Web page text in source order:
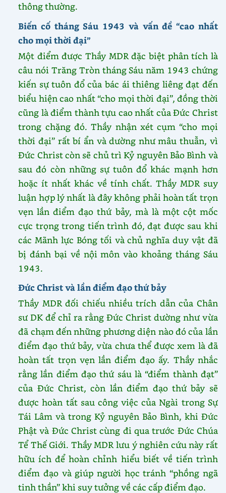
thông thường.
Biến cố tháng Sáu 1943 và vấn đề “cao nhất
cho mọi thời đại”
Một điểm được Thầy MDR đặc biệt phân tích là
câu nói Trăng Tròn tháng Sáu năm 1943 chứng
kiến sự tuôn đổ của bác ái thiêng liêng đạt đến
biểu hiện cao nhất “cho mọi thời đại”, đồng thời
cũng là điểm thành tựu cao nhất của Đức Christ
trong chặng đó. Thầy nhận xét cụm “cho mọi
thời đại” rất bí ẩn và dường như mâu thuẫn, vì
Đức Christ còn sẽ chủ trì Kỷ nguyên Bảo Bình và
sau đó còn những sự tuôn đổ khác mạnh hơn
hoặc ít nhất khác về tính chất. Thầy MDR suy
luận hợp lý nhất là đây không phải hoàn tất trọn
vẹn lần điểm đạo thứ bảy, mà là một cột mốc
cực trọng trong tiến trình đó, đạt được sau khi
các Mãnh lực Bóng tối và chủ nghĩa duy vật đã
bị đánh bại về nội môn vào khoảng tháng Sáu
1943.
Đức Christ và lần điểm đạo thứ bảy
Thầy MDR đối chiếu nhiều trích dẫn của Chân
sư DK để chỉ ra rằng Đức Christ dường như vừa
đã chạm đến những phương diện nào đó của lần
điểm đạo thứ bảy, vừa chưa thể được xem là đã
hoàn tất trọn vẹn lần điểm đạo ấy. Thầy nhắc
rằng lần điểm đạo thứ sáu là “điểm thành đạt”
của Đức Christ, còn lần điểm đạo thứ bảy sẽ
được hoàn tất sau công việc của Ngài trong Sự
Tái Lâm và trong Kỷ nguyên Bảo Bình, khi Đức
Phật và Đức Christ cùng đi qua trước Đức Chúa
Tể Thế Giới. Thầy MDR lưu ý nghiên cứu này rất
hữu ích để hoàn chỉnh hiểu biết về tiến trình
điểm đạo và giúp người học tránh “phồng ngã
tinh thần” khi suy tưởng về các cấp điểm đạo.